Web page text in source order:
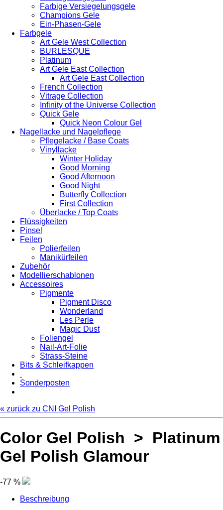
Farbige Versiegelungsgele
Champions Gele
Ein-Phasen-Gele
Farbgele
Art Gele West Collection
BURLESQUE
Platinum
Art Gele East Collection
Art Gele East Collection
French Collection
Vitrage Collection
Infinity of the Universe Collection
Quick Gele
Quick Neon Colour Gel
Nagellacke und Nagelpflege
Pflegelacke / Base Coats
Vinyllacke
Winter Holiday
Good Morning
Good Afternoon
Good Night
Butterfly Collection
First Collection
Überlacke / Top Coats
Flüssigkeiten
Pinsel
Feilen
Polierfeilen
Manikürfeilen
Zubehör
Modellierschablonen
Accessoires
Pigmente
Pigment Disco
Wonderland
Les Perle
Magic Dust
Foliengel
Nail-Art-Folie
Strass-Steine
Bits & Schleifkappen
Sonderposten
« zurück zu CNI Gel Polish
Color Gel Polish > Platinum
Gel Polish Glamour
-77 %
Beschreibung